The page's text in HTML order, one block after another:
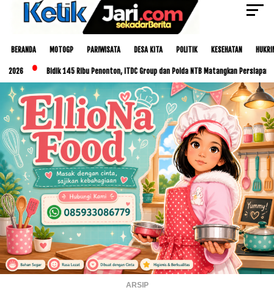
BERANDA MOTOGP PARIWISATA DESA KITA POLITIK KESEHATAN
Bidik 145 Ribu Penonton, ITDC Group dan Polda NTB Matangkan Persiapan MotoGP
ARSIP